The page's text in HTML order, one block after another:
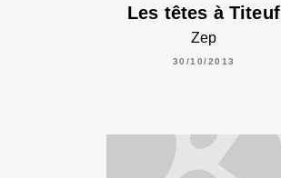
Les têtes à Titeuf
Zep
30/10/2013